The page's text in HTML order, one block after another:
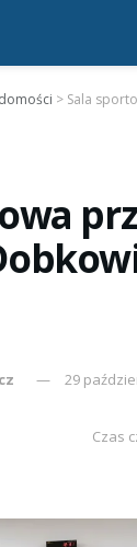
> Sala
29
Czas